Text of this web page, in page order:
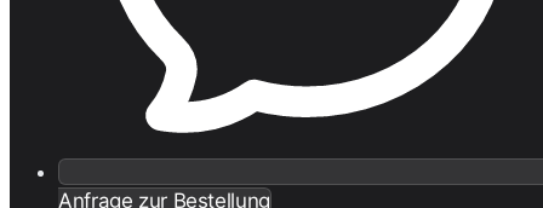
Anfrage zur Bestellung